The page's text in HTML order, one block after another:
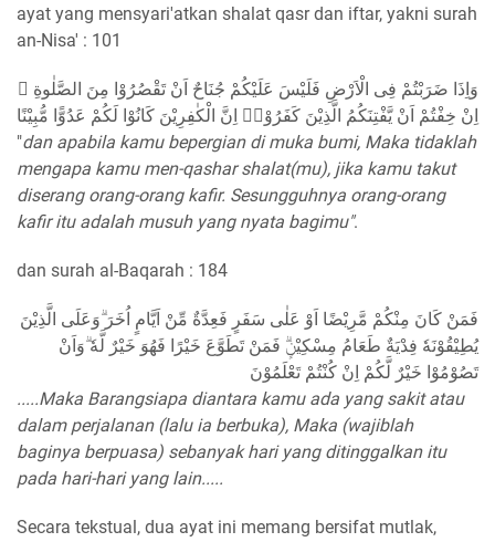
ayat yang mensyari'atkan shalat qasr dan iftar, yakni surah
an-Nisa' : 101
وَاِذَا ضَرَبْتُمْ فِى الْاَرْضِ فَلَيْسَ عَلَيْكُمْ جُنَاحٌ اَنْ تَقْصُرُوْا مِنَ الصَّلٰوةِ ۖ
اِنْ خِفْتُمْ اَنْ يَّفْتِنَكُمُ الَّذِيْنَ كَفَرُوْاۗ اِنَّ الْكٰفِرِيْنَ كَانُوْا لَكُمْ عَدُوًّا مُّبِيْنًا
"dan apabila kamu bepergian di muka bumi, Maka tidaklah
mengapa kamu men-qashar shalat(mu), jika kamu takut
diserang orang-orang kafir. Sesungguhnya orang-orang
kafir itu adalah musuh yang nyata bagimu".
dan surah al-Baqarah : 184
فَمَنْ كَانَ مِنْكُمْ مَّرِيْضًا اَوْ عَلٰى سَفَرٍ فَعِدَّةٌ مِّنْ اَيَّامٍ اُخَرَ ۗوَعَلَى الَّذِيْنَ
يُطِيْقُوْنَهٗ فِدْيَةٌ طَعَامُ مِسْكِيْنٍۗ فَمَنْ تَطَوَّعَ خَيْرًا فَهُوَ خَيْرٌ لَّهٗ ۗوَاَنْ
تَصُوْمُوْا خَيْرٌ لَّكُمْ اِنْ كُنْتُمْ تَعْلَمُوْنَ
.....Maka Barangsiapa diantara kamu ada yang sakit atau
dalam perjalanan (lalu ia berbuka), Maka (wajiblah
baginya berpuasa) sebanyak hari yang ditinggalkan itu
pada hari-hari yang lain.....
Secara tekstual, dua ayat ini memang bersifat mutlak,